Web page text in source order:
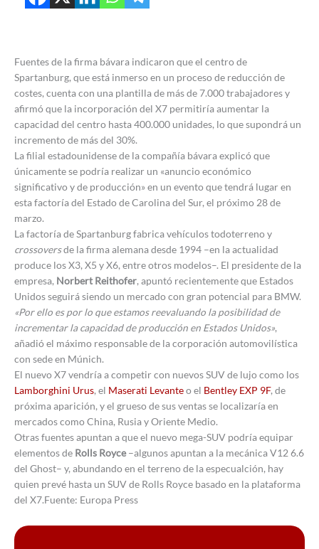
Fuentes de la firma bávara indicaron que el centro de
Spartanburg, que está inmerso en un proceso de reducción de
costes, cuenta con una plantilla de más de 7.000 trabajadores y
afirmó que la incorporación del X7 permitiría aumentar la
capacidad del centro hasta 400.000 unidades, lo que supondrá un
incremento de más del 30%.
La filial estadounidense de la compañía bávara explicó que
únicamente se podría realizar un «anuncio económico
significativo y de producción» en un evento que tendrá lugar en
esta factoría del Estado de Carolina del Sur, el próximo 28 de
marzo.
La factoría de Spartanburg fabrica vehículos todoterreno y
crossoversde la firma alemana desde 1994 –en la actualidad
produce los X3, X5 y X6, entre otros modelos–. El presidente de la
empresa, Norbert Reithofer, apuntó recientemente que Estados
Unidos seguirá siendo un mercado con gran potencial para BMW.
«Por ello es por lo que estamos reevaluando la posibilidad de
incrementar la capacidad de producción en Estados Unidos»,
añadió el máximo responsable de la corporación automovilística
con sede en Múnich.
El nuevo X7 vendría a competir con nuevos SUV de lujo como los
Lamborghini Urus, el Maserati Levanteo el Bentley EXP 9F, de
próxima aparición, y el grueso de sus ventas se localizaría en
mercados como China, Rusia y Oriente Medio.
Otras fuentes apuntan a que el nuevo mega-SUV podría equipar
elementos de Rolls Royce–algunos apuntan a la mecánica V12 6.6
del Ghost– y, abundando en el terreno de la especualción, hay
quien prevé hasta un SUV de Rolls Royce basado en la plataforma
del X7.Fuente: Europa Press